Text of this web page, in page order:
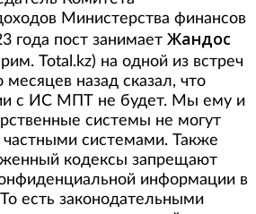
Министерства финансов
года пост занимает Жандос
Total.kz) на одной из встреч
назад сказал, что
с ИС МПТ не будет. Мы ему и
системы не могут
частными системами. Также
кодексы запрещают
информации в
есть законодательными